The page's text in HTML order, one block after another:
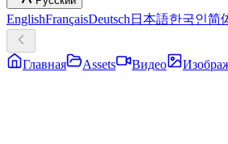
EnglishFrançaisDeutsch 日本語한국인简
Главная Assets Видео